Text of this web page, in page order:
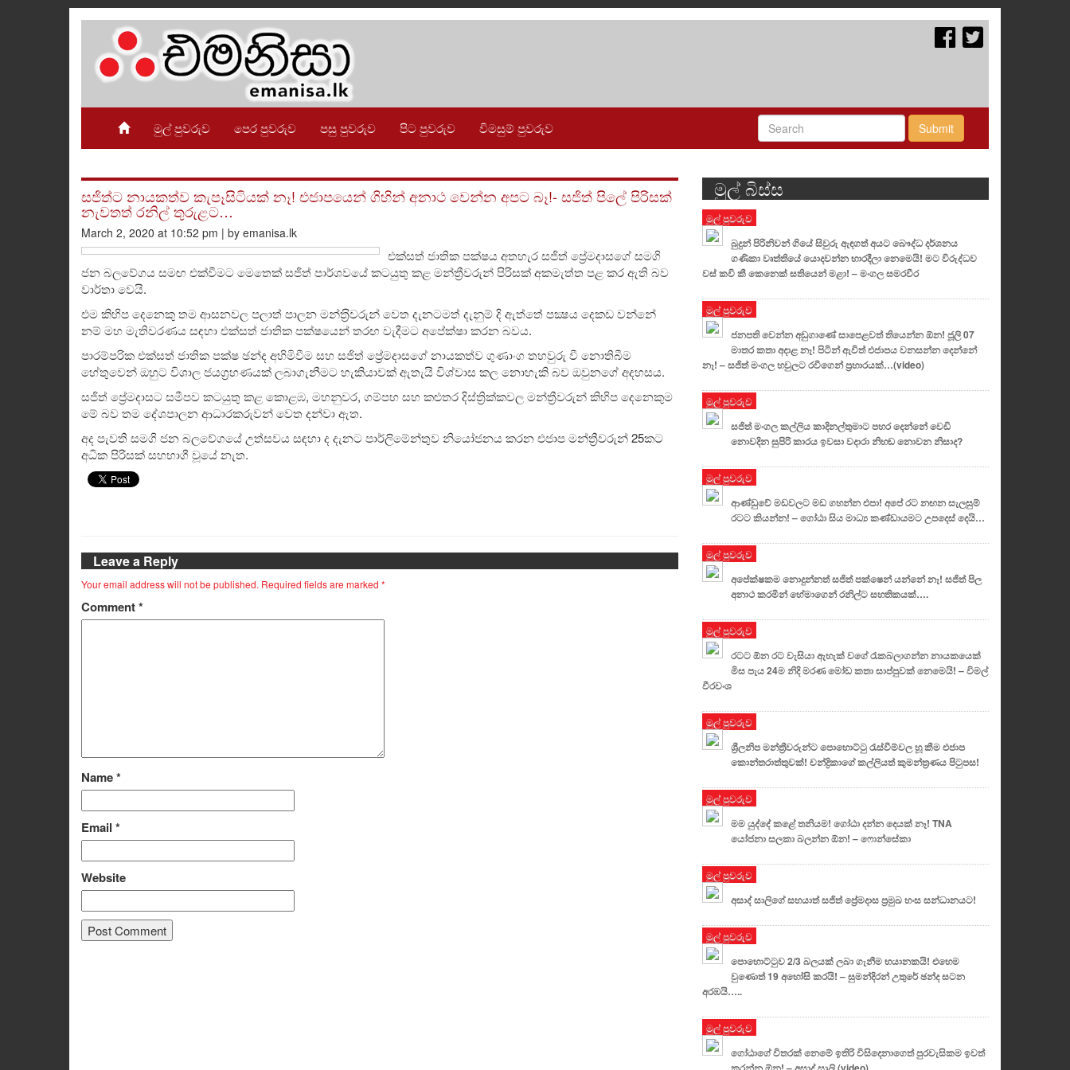
මුල් පුවරුව පෙර පුවරුව පසු පුවරුව පිට පුවරුව විමසුම් පුවරුව Submit
සජිත්ට නායකත්ව කැපෑසිටියක් නෑ! එජාපයෙන් ගිහින් අනාථ වෙන්න අපට බෑ!- සජිත් පිලේ පිරිසක්
නැවතත් රනිල් තුරුළට…
March 2, 2020 at 10:52 pm | by emanisa.lk
එක්සත් ජාතික පක්ෂය අතහැර සජිත් ප්‍රේමදාසගේ සමගි
ජන බලවේගය සමඟ එක්වීමට මෙතෙක් සජිත් පාර්ශවයේ කටයුතු කළ මන්ත්‍රීවරුන් පිරිසක් අකමැත්ත පළ කර ඇති බව
වාර්තා වෙයි.
එම කිහිප දෙනෙකු තම ආසනවල පලාත් පාලන මන්ත‍්‍රිවරුන් වෙත දැනටමත් දැනුම් දි ඇත්තේ පක්‍ෂය දෙකඩ වන්නේ
නම් මහ මැතිවරණය සඳහා එක්සත් ජාතික පක්ෂයෙන් තරඟ වැදීමට අපේක්ෂා කරන බවය.
පාරම්පරික එක්සත් ජාතික පක්ෂ ඡන්ද අහිමිවීම සහ සජිත් ප්‍රේමදාසගේ නායකත්ව ගුණාංග තහවුරු වී නොතිබීම
හේතුවෙන් ඔහුට විශාල ජයග්‍රහණයක් ලබාගැනීමට හැකියාවක් ඇතැයි විශ්වාස කල නොහැකි බව ඔවුනගේ අදහසය.
සජිත් ප්‍රේමදාසට සමීපව කටයුතු කළ කොළඹ, මහනුවර, ගම්පහ සහ කළුතර දිස්ත්‍රික්කවල මන්ත්‍රීවරුන් කිහිප දෙනෙකුම
මේ බව තම දේශපාලන ආධාරකරුවන් වෙත දන්වා ඇත.
අද පැවති සමගි ජන බලවේගයේ උත්සවය සඳහා ද දැනට පාර්ලිමේන්තුව නියෝජනය කරන එජාප මන්ත්‍රීවරුන් 25කට
අධික පිරිසක් සහභාගී වූයේ නැත.
Leave a Reply
Your email address will not be published. Required fields are marked *
Comment*
Name*
Email *
Website
මුල් බිස්ස
මුල් පුවරුව
බුදුන් පිරිනිවන් ගියේ සිවුරු ඇඳගත් අයට බෞද්ධ දර්ශනය
ගණිකා වෘත්තියේ යොදවන්න භාරදීලා නෙමෙයි! මට විරුද්ධව
වස් කවි කී කෙනෙක් සතියෙන් මළා! – මංගල සමරවීර
මුල් පුවරුව
ජනපති වෙන්න අඩුගාණේ සාපෙළවත් තියෙන්න ඕන! ජූලි 07
මාතර කතා අදාළ නෑ! පිටින් ඇවිත් එජාපය වනසන්න දෙන්නේ
නෑ! – සජිත් මංගල හවුලට රවීගෙන් ප්‍රහාරයක්…(video)
මුල් පුවරුව
සජිත් මංගල කල්ලිය කාදිනල්තුමාට පහර දෙන්නේ වෙඩි
නොවදින සුපිරි කාරය ඉවසා වදාරා නිහඬ නොවන නිසාද?
මුල් පුවරුව
ආණ්ඩුවේ මඩවලට මඩ ගහන්න එපා! අපේ රට නඟන සැලසුම්
රටට කියන්න! – ගෝඨා සිය මාධ්‍ය කණ්ඩායමට උපදෙස් දෙයි…
මුල් පුවරුව
අපේක්ෂකම නොදුන්නත් සජිත් පක්ෂෙන් යන්නේ නෑ! සජිත් පිල
අනාථ කරමින් හේමාගෙන් රනිල්ට සහතිකයක්….
මුල් පුවරුව
රටට ඕන රට වැසියා ඇහැක් වගේ රැකබලාගන්න නායකයෙක්
මිස පැය 24ම නිදි මරණ මෝඩ කතා සාප්පුවක් නෙමෙයි! – විමල්
වීරවංශ
මුල් පුවරුව
ශ්‍රීලනිප මන්ත්‍රීවරුන්ට පොහොට්ටු රැස්වීම්වල හූ කීම එජාප
කොන්තරාත්තුවක්! චන්ද්‍රිකාගේ කල්ලියත් කුමන්ත්‍රණය පිටුපස!
මුල් පුවරුව
මම යුද්දේ කළේ තනියම! ගෝඨා දන්න දෙයක් නෑ! TNA
යෝජනා සලකා බලන්න ඕන! – ෆොන්සේකා
මුල් පුවරුව
අසාද් සාලිගේ සහයාත් සජිත් ප්‍රේමදාස ප්‍රමුඛ හංස සන්ධානයට!
මුල් පුවරුව
පොහොට්ටුව 2/3 බලයක් ලබා ගැනීම භයානකයි! එහෙම
වුණොත් 19 අහෝසි කරයි! – සුමන්දිරන් උතුරේ ඡන්ද සටන
අරඹයි…..
මුල් පුවරුව
ගෝඨාගේ විතරක් නෙමේ ඉතිරි විසිදෙනාගෙත් පුරවැසිකම ඉවත්